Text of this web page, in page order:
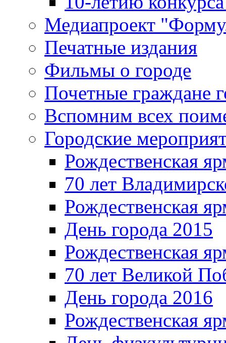
Медиапроект
Печатные издания
Фильмы о городе
Почетные граждане
Вспомним всех
Городские
Рождественская
70 лет
Рождественская
День города 2015
Рождественская
70 лет Великой
День города 2016
Рождественская